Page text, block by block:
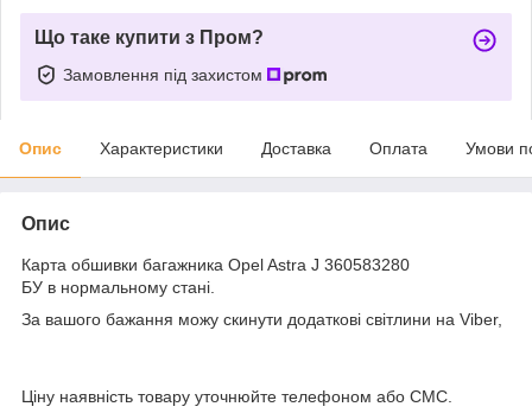
Що таке купити з Пром?
Замовлення під захистом
Опис Характеристики Доставка Оплата Умови
Опис
Карта обшивки багажника Opel Astra J 360583280
БУ в нормальному стані.
За вашого бажання можу скинути додаткові світлини на Viber,
Ціну наявність товару уточнюйте телефоном або СМС.